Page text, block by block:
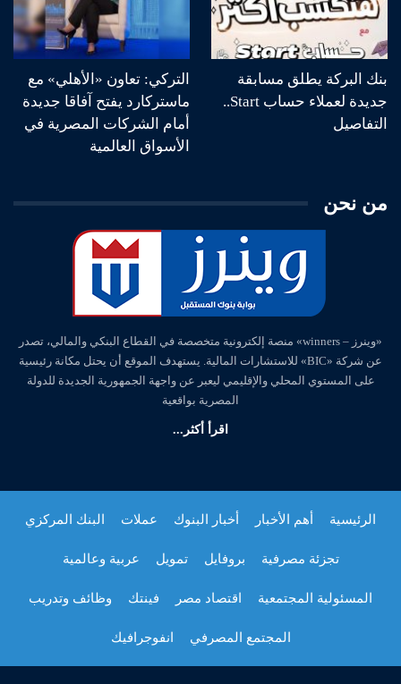
بنك البركة يطلق مسابقة
جديدة لعملاء حساب Start..
التفاصيل
التركي: تعاون «الأهلي» مع
ماستركارد يفتح آفاقا جديدة
أمام الشركات المصرية في
الأسواق العالمية
من نحن
«وينرز – winners» منصة إلكترونية متخصصة في القطاع البنكي والمالي، تصدر
عن شركة «BIC» للاستشارات المالية. يستهدف الموقع أن يحتل مكانة رئيسية
على المستوي المحلي والإقليمي ليعبر عن واجهة الجمهورية الجديدة للدولة
المصرية بواقعية
اقرأ أكثر...
الرئيسية أهم الأخبار أخبار البنوك عملات البنك المركزي
تجزئة مصرفية بروفايل تمويل عربية وعالمية
المسئولية المجتمعية اقتصاد مصر فينتك وظائف وتدريب
المجتمع المصرفي انفوجرافيك